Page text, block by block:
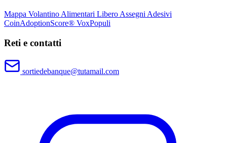
Mappa Volantino Alimentari Libero Assegni Adesivi
CoinAdoptionScore® VoxPopuli
Reti e contatti
sortiedebanque@tutamail.com